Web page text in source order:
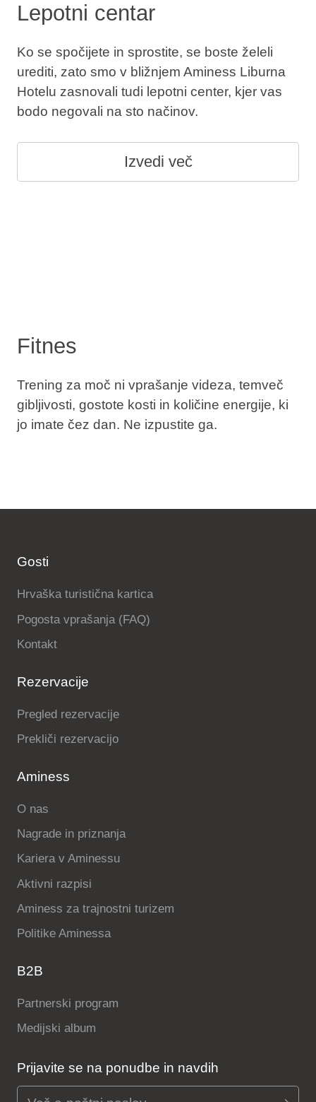
Lepotni centar
Ko se spočijete in sprostite, se boste želeli
urediti, zato smo v bližnjem Aminess Liburna
Hotelu zasnovali tudi lepotni center, kjer vas
bodo negovali na sto načinov.
Izvedi več
Fitnes
Trening za moč ni vprašanje videza, temveč
gibljivosti, gostote kosti in količine energije, ki
jo imate čez dan. Ne izpustite ga.
Gosti
Hrvaška turistična kartica
Pogosta vprašanja (FAQ)
Kontakt
Rezervacije
Pregled rezervacije
Prekliči rezervacijo
Aminess
O nas
Nagrade in priznanja
Kariera v Aminessu
Aktivni razpisi
Aminess za trajnostni turizem
Politike Aminessa
B2B
Partnerski program
Medijski album
Prijavite se na ponudbe in navdih